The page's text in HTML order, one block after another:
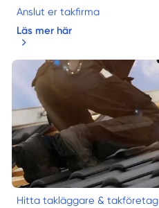
Anslut er takfirma
Läs mer här
Hitta takläggare & takföretag